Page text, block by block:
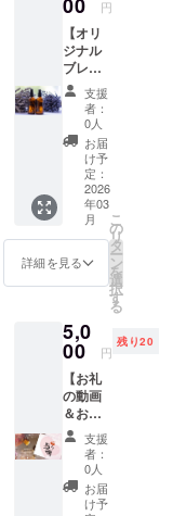
─────
──​
─────
── お名
前(フリ
ガナ)：
質問：
その他
ご要
望： ​
─────
─────
──
─────
──​
─────
──
品類で
はあり
ません
ので、
肌に直
接つけ
ないよ
うにし
て下さ
い。 ※
使用に
あたっ
ての説
明書も
同封致
の香り
や用途
等があ
る場合
は、下
記の内
容を備
考欄に
コピペ
し、必
ずご記
やか
系・オ
リエン
タル系
など。
お好き
な香り
や苦手
な香り
があり
ました
らお知
らせ下
さい。
特に指
まりク
セの強
くない
オイル
を2種類
お届け
致しま
す。 ～
使用方
法例～
・お肌
円
【オリ
ジナル
ブレン
ドのア
ロマス
プレー‪
50ml‪✕‬2
本】 ■
オリジ
ナルブ
レンド
のアロ
マスプ
レー
50mlを
2種類お
しま
す。 ・
リラッ
クス
系・消
臭系・
スイー
ト系な
間や衣
類等に
支援
者：
0人
お届
け予
定：
2026
年03
月
詳細を見る
こ
の
リ
タ
ー
ン
を
選
択
す
る
5,0
00 円
残り20
【お礼
の動画
＆お誕
生日ギ
フトの
お届
け】 ①
開店月
支援
者：
0人
お届
け予